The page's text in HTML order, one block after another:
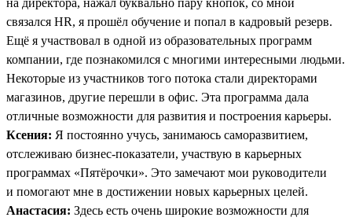
связался HR, я прошёл обучение и попал в кадровый резерв.
Ещё я участвовал в одной из образовательных программ
компании, где познакомился с многими интересными людьми.
Некоторые из участников того потока стали директорами
магазинов, другие перешли в офис. Эта программа дала
отличные возможности для развития и построения карьеры.
Ксения: Я постоянно учусь, занимаюсь саморазвитием,
отслеживаю бизнес-показатели, участвую в карьерных
программах «Пятёрочки». Это замечают мои руководители
и помогают мне в достижении новых карьерных целей.
Анастасия: Здесь есть очень широкие возможности для